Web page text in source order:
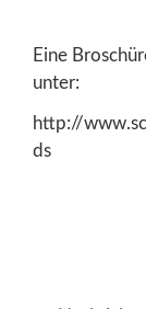
Eine
unter:
http://
ds